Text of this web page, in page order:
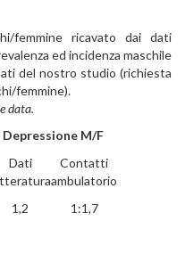
femmine ricavato dai dati
ed incidenza maschile
del nostro studio (richiesta
femmine).
data.
Depressione M/F
Dati
Contatti
ambulatorio
1,2 1:1,7